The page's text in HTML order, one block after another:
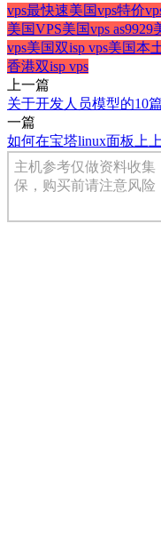
vps最快速美国vps特价
美国VPS美国vps as9929
vps美国双isp vps美国本
香港双isp vps
上一篇
关于开发人员模型的10
一篇
如何在宝塔linux面板上
主机参考仅做资料收
保，购买前请注意风险